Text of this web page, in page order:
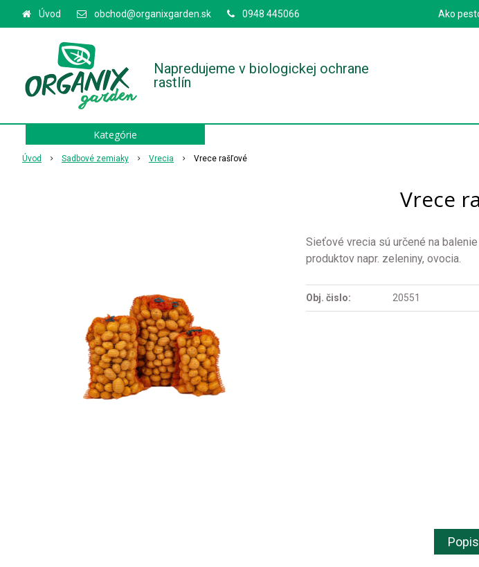
Napredujeme v biologickej ochrane
rastlín
Úvod obchod@organixgarden.sk 0948 445066 Ako
Úvod Sadbové zemiaky Vrecia Vrece rašľové
Vrece
Sieťové vrecia sú určené na
produktov napr. zeleniny, ovocia.
Obj. čislo: 20551
Popis
Kategórie